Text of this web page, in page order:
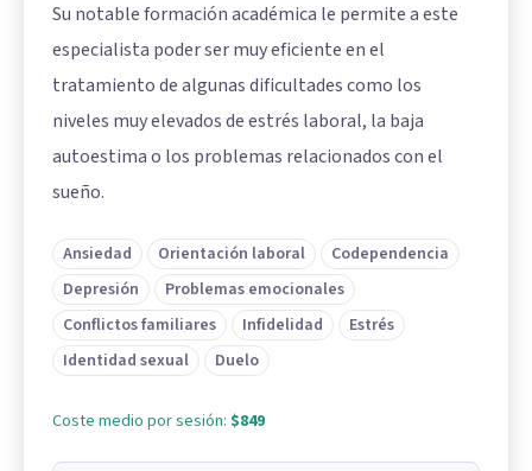
Su notable formación académica le permite a este
especialista poder ser muy eficiente en el
tratamiento de algunas dificultades como los
niveles muy elevados de estrés laboral, la baja
autoestima o los problemas relacionados con el
sueño.
Ansiedad Orientación laboral
Codependencia
Depresión
Problemas emocionales
Conflictos familiares
Infidelidad
Estrés
Identidad sexual
Duelo
Coste medio por sesión: $849